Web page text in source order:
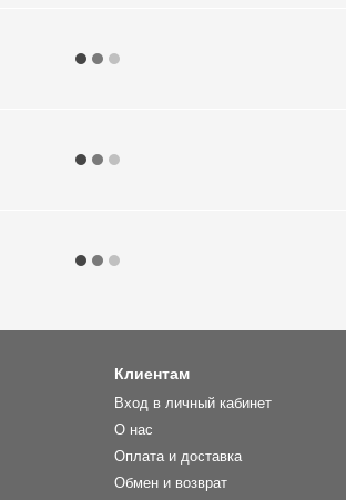
Клиентам
Вход в личный кабинет
О нас
Оплата и доставка
Обмен и возврат